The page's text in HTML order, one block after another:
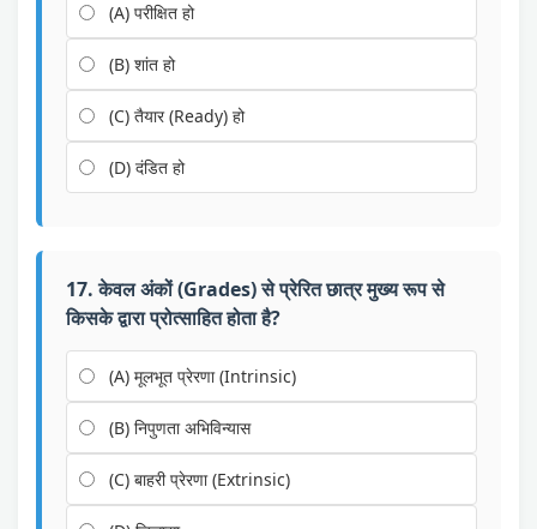
(A) परीक्षित हो
(B) शांत हो
(C) तैयार (Ready) हो
(D) दंडित हो
17. केवल अंकों (Grades) से प्रेरित छात्र मुख्य रूप से
किसके द्वारा प्रोत्साहित होता है?
(A) मूलभूत प्रेरणा (Intrinsic)
(B) निपुणता अभिविन्यास
(C) बाहरी प्रेरणा (Extrinsic)